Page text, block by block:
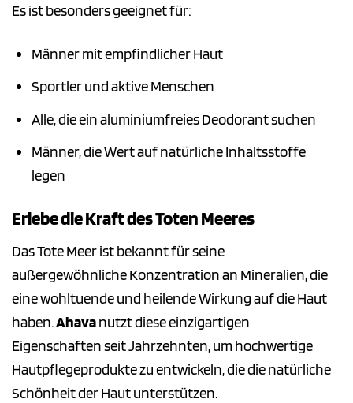
Es ist besonders geeignet für:
Männer mit empfindlicher Haut
Sportler und aktive Menschen
Alle, die ein aluminiumfreies Deodorant suchen
Männer, die Wert auf natürliche Inhaltsstoffe
legen
Erlebe die Kraft des Toten Meeres
Das Tote Meer ist bekannt für seine
außergewöhnliche Konzentration an Mineralien, die
eine wohltuende und heilende Wirkung auf die Haut
haben.Ahavanutzt diese einzigartigen
Eigenschaften seit Jahrzehnten, um hochwertige
Hautpflegeprodukte zu entwickeln, die die natürliche
Schönheit der Haut unterstützen.